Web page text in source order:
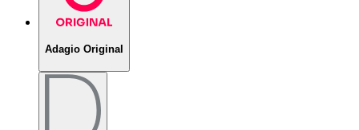
Adagio Original